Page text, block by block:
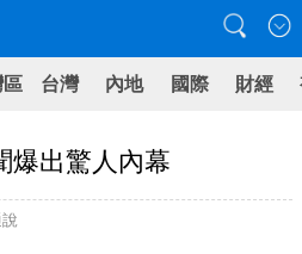
台灣 內地 國際 財經
爆出驚人內幕